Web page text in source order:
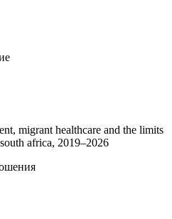
migrant healthcare and the limits
africa, 2019–2026